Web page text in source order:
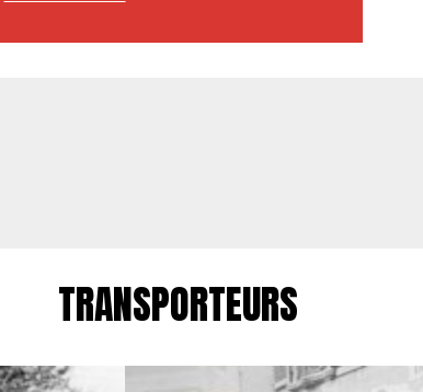
TRANSPORTEURS